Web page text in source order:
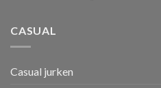
CASUAL
Casual jurken